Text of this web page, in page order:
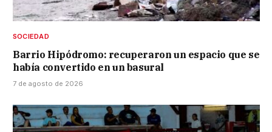
SOCIEDAD
Barrio Hipódromo: recuperaron un espacio que se
había convertido en un basural
7 de agosto de 2026